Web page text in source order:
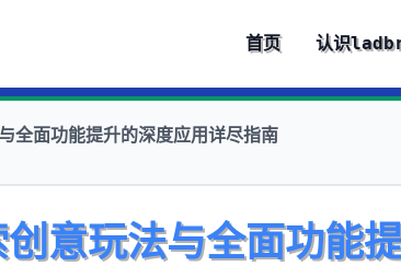
首页 认识
全面功能提升的深度应用详尽指南
意玩法与全面功能